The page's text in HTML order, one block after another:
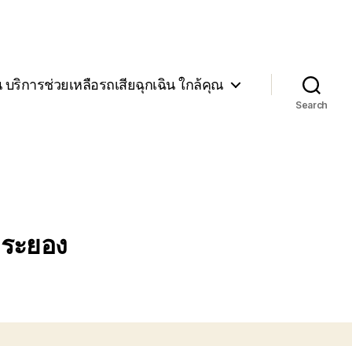
ริการช่วยเหลือรถเสียฉุกเฉิน ใกล้คุณ
Search
ะยอง